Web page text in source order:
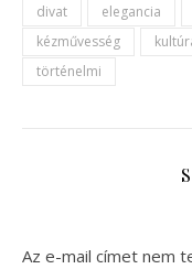
divat elegancia
kézművesség
történelmi
Az e-mail címet nem